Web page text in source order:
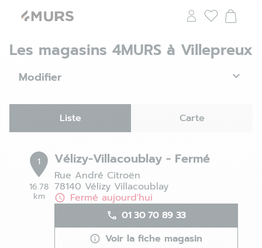
Les magasins 4MURS à Villepreux
Modifier
Liste Carte
1
16.78
km
Vélizy-Villacoublay - Fermé
Rue André Citroën
78140 Vélizy Villacoublay
Fermé aujourd'hui
01 30 70 89 33
Voir la fiche magasin